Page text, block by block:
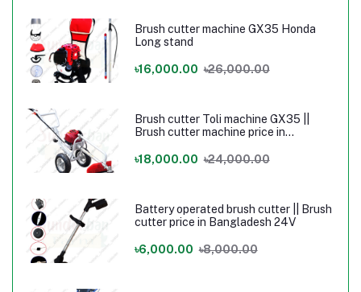
Brush cutter machine GX35 Honda
Long stand
৳16,000.00 ৳26,000.00
Brush cutter Toli machine GX35 ||
Brush cutter machine price in
৳18,000.00 ৳24,000.00
Battery operated brush cutter || Brush
cutter price in Bangladesh 24V
৳6,000.00 ৳8,000.00